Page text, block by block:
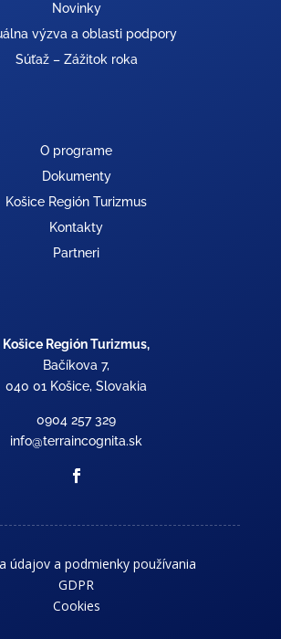
Novinky
výzva a oblasti podpory
Súťaž – Zážitok roka
O programe
Dokumenty
Košice Región Turizmus
Kontakty
Partneri
Košice Región Turizmus,
Bačíkova 7,
040 01 Košice, Slovakia
0904 257 329
info@terraincognita.sk
údajov a podmienky používania
GDPR
Cookies